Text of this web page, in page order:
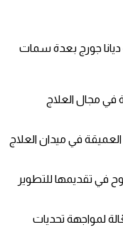
ديانا جورج بعدة سمات
في مجال العلاج
في ميدان العلاج
في تقديمها للتطوير
لمواجهة تحديات